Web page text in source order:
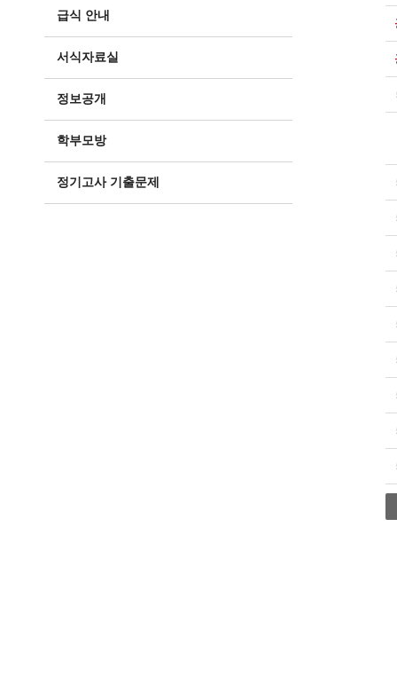
급식 안내
서식자료실
정보공개
학부모방
정기고사 기출문제